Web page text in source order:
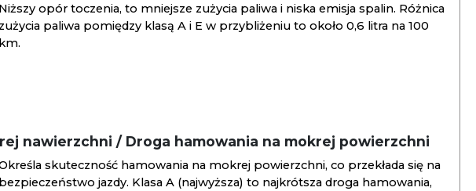
Niższy opór toczenia, to mniejsze zużycia paliwa i niska emisja spalin. Różnica
zużycia paliwa pomiędzy klasą A i E w przybliżeniu to około 0,6 litra na 100
km.
nawierzchni / Droga hamowania na mokrej powierzchni
skuteczność hamowania na mokrej powierzchni, co przekłada się na
bezpieczeństwo jazdy. Klasa A (najwyższa) to najkrótsza droga hamowania,